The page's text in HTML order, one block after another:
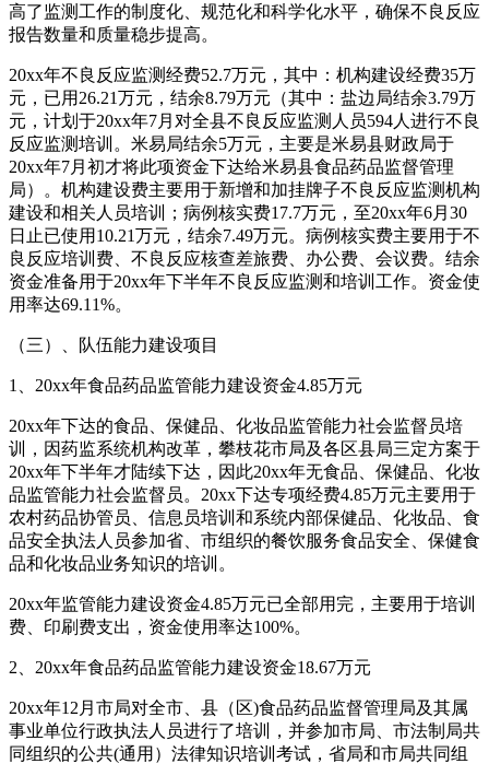
高了监测工作的制度化、规范化和科学化水平，确保不良反应
报告数量和质量稳步提高。
20xx年不良反应监测经费52.7万元，其中：机构建设经费35万
元，已用26.21万元，结余8.79万元（其中：盐边局结余3.79万
元，计划于20xx年7月对全县不良反应监测人员594人进行不良
反应监测培训。米易局结余5万元，主要是米易县财政局于
20xx年7月初才将此项资金下达给米易县食品药品监督管理
局）。机构建设费主要用于新增和加挂牌子不良反应监测机构
建设和相关人员培训；病例核实费17.7万元，至20xx年6月30
日止已使用10.21万元，结余7.49万元。病例核实费主要用于不
良反应培训费、不良反应核查差旅费、办公费、会议费。结余
资金准备用于20xx年下半年不良反应监测和培训工作。资金使
用率达69.11%。
（三）、队伍能力建设项目
1、20xx年食品药品监管能力建设资金4.85万元
20xx年下达的食品、保健品、化妆品监管能力社会监督员培
训，因药监系统机构改革，攀枝花市局及各区县局三定方案于
20xx年下半年才陆续下达，因此20xx年无食品、保健品、化妆
品监管能力社会监督员。20xx下达专项经费4.85万元主要用于
农村药品协管员、信息员培训和系统内部保健品、化妆品、食
品安全执法人员参加省、市组织的餐饮服务食品安全、保健食
品和化妆品业务知识的培训。
20xx年监管能力建设资金4.85万元已全部用完，主要用于培训
费、印刷费支出，资金使用率达100%。
2、20xx年食品药品监管能力建设资金18.67万元
20xx年12月市局对全市、县（区)食品药品监督管理局及其属
事业单位行政执法人员进行了培训，并参加市局、市法制局共
同组织的公共(通用）法律知识培训考试，省局和市局共同组